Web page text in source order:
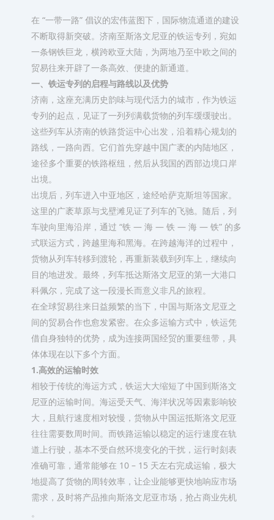
在 “一带一路” 倡议的宏伟蓝图下，国际物流通道的建设
不断取得新突破。济南至斯洛文尼亚的铁运专列，宛如
一条钢铁巨龙，横跨欧亚大陆，为两地乃至中欧之间的
贸易往来开辟了一条高效、便捷的新通道。​
一、铁运专列的启程与路线​以及优势
济南，这座充满历史韵味与现代活力的城市，作为铁运
专列的起点，见证了一列列满载货物的列车缓缓驶出。
这些列车从济南的铁路货运中心出发，沿着精心规划的
路线，一路向西。它们首先穿越中国广袤的内陆地区，
途径多个重要的铁路枢纽，然后从我国的西部边境口岸
出境。​
出境后，列车进入中亚地区，途经哈萨克斯坦等国家。
这里的广袤草原与戈壁滩见证了列车的飞驰。随后，列
车驶向里海沿岸，通过 “铁 — 海 — 铁 — 海 — 铁” 的多
式联运方式，跨越里海和黑海。在跨越海洋的过程中，
货物从列车转移到渡轮，再重新装载到列车上，继续向
目的地进发。最终，列车抵达斯洛文尼亚的第一大港口
科佩尔，完成了这一段漫长而意义非凡的旅程。​
在全球贸易往来日益频繁的当下，中国与斯洛文尼亚之
间的贸易合作也愈发紧密。在众多运输方式中，铁运凭
借自身独特的优势，成为连接两国经贸的重要纽带，具
体体现在以下多个方面。​
1.高效的运输时效​
相较于传统的海运方式，铁运大大缩短了中国到斯洛文
尼亚的运输时间。海运受天气、海洋状况等因素影响较
大，且航行速度相对较慢，货物从中国运抵斯洛文尼亚
往往需要数周时间。而铁路运输以稳定的运行速度在轨
道上行驶，基本不受自然环境变化的干扰，运行时刻表
准确可靠，通常能够在 10 – 15 天左右完成运输，极大
地提高了货物的周转效率，让企业能够更快地响应市场
需求，及时将产品推向斯洛文尼亚市场，抢占商业先机
。​